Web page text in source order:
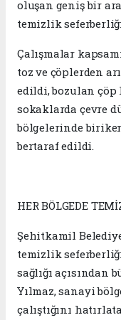
oluşan geniş bir
temizlik
Çalışmalar
toz ve çöplerden
edildi, bozulan çöp
sokaklarda çevre
bölgelerinde
bertaraf edildi.
HER BÖLGEDE
Şehitkamil
temizlik
sağlığı açısından
Yılmaz, sanayi
çalıştığını